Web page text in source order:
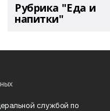
Рубрика "Еда и
напитки"
службой по